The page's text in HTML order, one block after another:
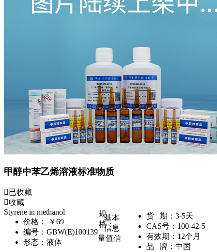
甲醇中苯乙烯溶液标准物质
已收藏
收藏
Styrene in methanol
价格：
￥69
编号： GBW(E)100139
形态： 液体
货 期： 3-5天
CAS号： 100-42-5
有效期： 12个月
品 牌： 中国
规
格：
基本
信息
量值信